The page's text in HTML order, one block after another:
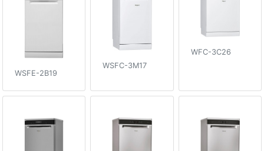
WSFE-2B19
WSFC-3M17
WFC-3C26